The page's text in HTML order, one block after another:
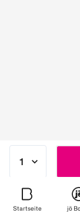
Startseite jö